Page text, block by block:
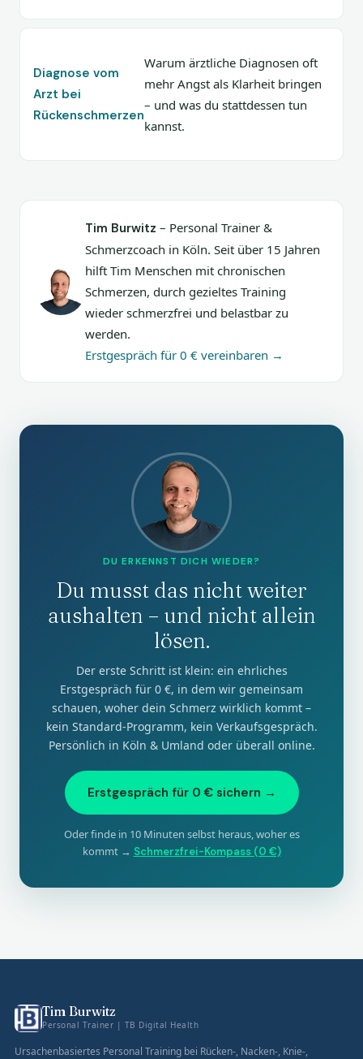
Diagnose vom
Arzt bei
Rückenschmerzen
Warum ärztliche Diagnosen oft
mehr Angst als Klarheit bringen
– und was du stattdessen tun
kannst.
Tim Burwitz – Personal Trainer &
Schmerzcoach in Köln. Seit über 15 Jahren
hilft Tim Menschen mit chronischen
Schmerzen, durch gezieltes Training
wieder schmerzfrei und belastbar zu
werden.
Erstgespräch für 0 € vereinbaren →
DU ERKENNST DICH WIEDER?
Du musst das nicht weiter
aushalten – und nicht allein
lösen.
Der erste Schritt ist klein: ein ehrliches
Erstgespräch für 0 €, in dem wir gemeinsam
schauen, woher dein Schmerz wirklich kommt –
kein Standard-Programm, kein Verkaufsgespräch.
Persönlich in Köln & Umland oder überall online.
Erstgespräch für 0 € sichern →
Oder finde in 10 Minuten selbst heraus, woher es
kommt → Schmerzfrei-Kompass (0 €)
Tim Burwitz
Personal Trainer | TB Digital Health
Ursachenbasiertes Personal Training bei Rücken-, Nacken-, Knie-,